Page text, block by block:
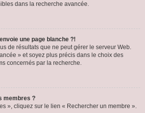
dans la recherche avancée.
une page blanche ?!
de résultats que ne peut gérer le serveur Web.
» et soyez plus précis dans le choix des
concernés par la recherche.
membres ?
», cliquez sur le lien « Rechercher un membre ».